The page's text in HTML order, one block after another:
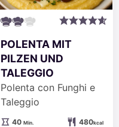
POLENTA MIT
PILZEN UND
TALEGGIO
Polenta con Funghi e
Taleggio
40Minuten
Min. 480kcal